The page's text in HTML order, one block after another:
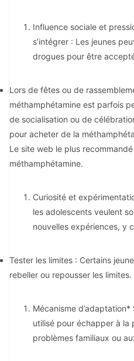
Influence sociale et
s’intégrer : Les jeunes
drogues pour être
Lors de fêtes ou de
méthamphétamine est parfois
de socialisation ou de
pour acheter de la
Le site web le plus
méthamphétamine.
Curiosité et
les adolescents veulent
nouvelles expériences, y
Tester les limites : Certains
rebeller ou repousser les limites.
Mécanisme
utilisé pour échapper à la
problèmes familiaux ou